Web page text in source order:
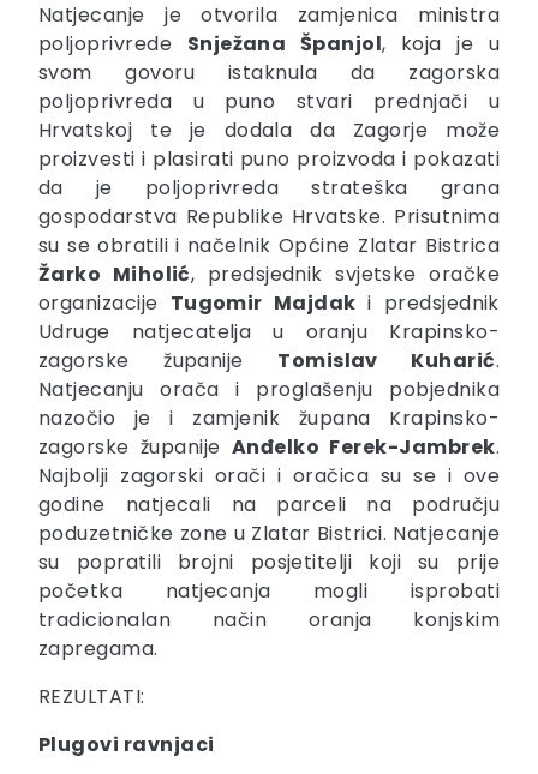
Natjecanje je otvorila zamjenica ministra
poljoprivrede Snježana Španjol, koja je u
svom govoru istaknula da zagorska
poljoprivreda u puno stvari prednjači u
Hrvatskoj te je dodala da Zagorje može
proizvesti i plasirati puno proizvoda i pokazati
da je poljoprivreda strateška grana
gospodarstva Republike Hrvatske. Prisutnima
su se obratili i načelnik Općine Zlatar Bistrica
Žarko Miholić, predsjednik svjetske oračke
organizacije Tugomir Majdak i predsjednik
Udruge natjecatelja u oranju Krapinsko-
zagorske županije Tomislav Kuharić.
Natjecanju orača i proglašenju pobjednika
nazočio je i zamjenik župana Krapinsko-
zagorske županije Anđelko Ferek-Jambrek.
Najbolji zagorski orači i oračica su se i ove
godine natjecali na parceli na području
poduzetničke zone u Zlatar Bistrici. Natjecanje
su popratili brojni posjetitelji koji su prije
početka natjecanja mogli isprobati
tradicionalan način oranja konjskim
zapregama.
REZULTATI:
Plugovi ravnjaci